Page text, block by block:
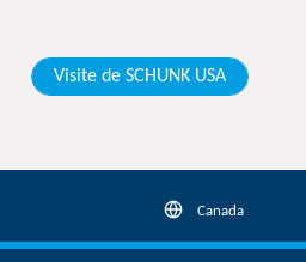
Visite de SCHUNK USA
Canada